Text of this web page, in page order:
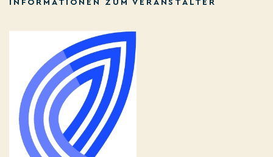
INFORMATIONEN ZUM VERANSTALTER